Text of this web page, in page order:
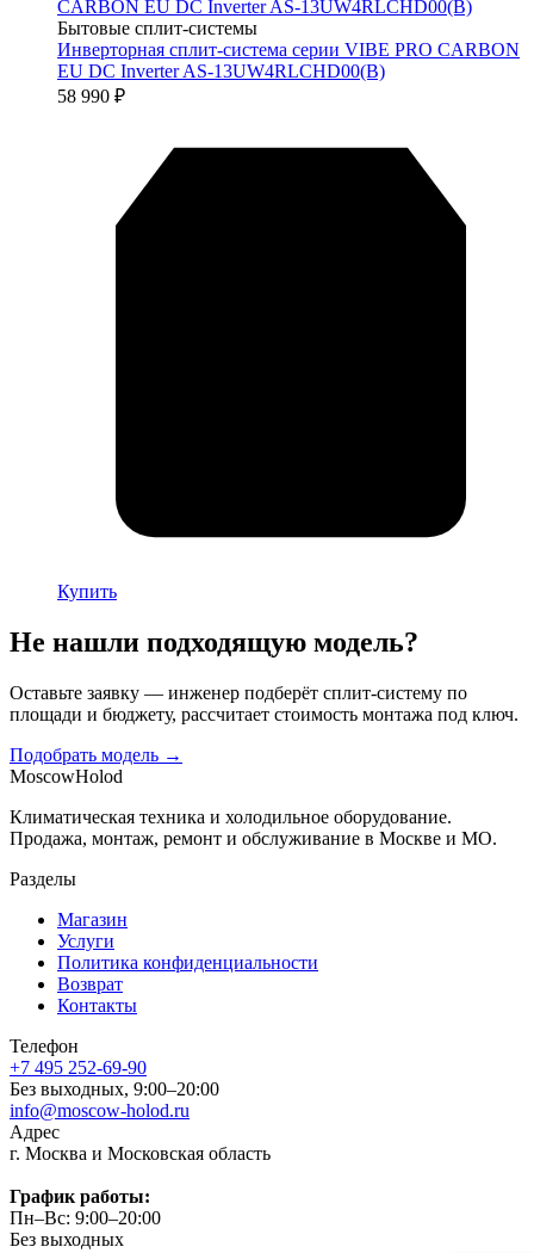
Бытовые сплит-системы
Инверторная сплит-система серии VIBE PRO CARBON
EU DC Inverter AS-13UW4RLCHD00(B)
58 990 ₽
Купить
Не нашли подходящую модель?
Оставьте заявку — инженер подберёт сплит-систему по
площади и бюджету, рассчитает стоимость монтажа под ключ.
Подобрать модель →
MoscowHolod
Климатическая техника и холодильное оборудование.
Продажа, монтаж, ремонт и обслуживание в Москве и МО.
Разделы
Магазин
Услуги
Политика конфиденциальности
Возврат
Контакты
Телефон
+7 495 252-69-90
Без выходных, 9:00–20:00
info@moscow-holod.ru
Адрес
г. Москва и Московская область
График работы:
Пн–Вс: 9:00–20:00
Без выходных